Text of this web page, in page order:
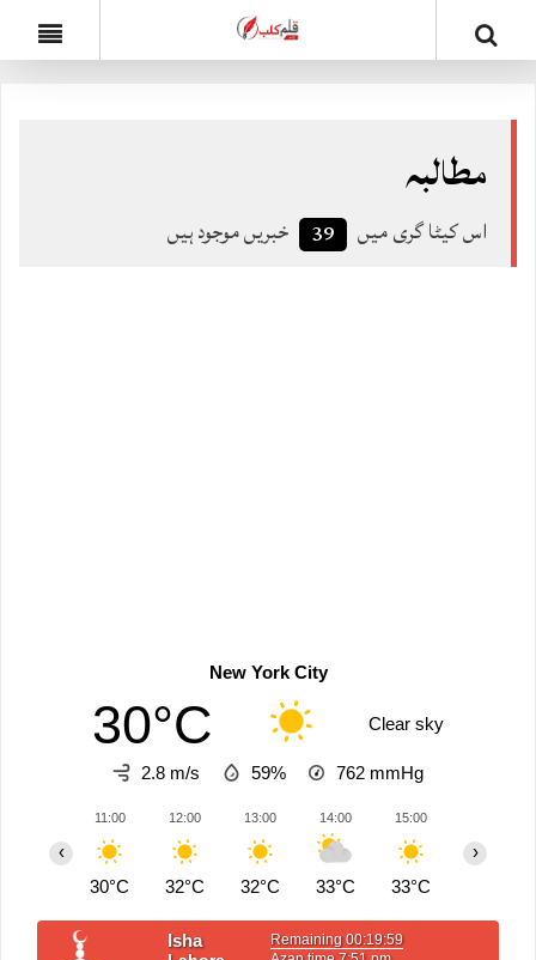
مطالبہ
اس کیٹا گری میں 39 خبریں موجود ہیں
New York City
30°C Clear sky
2.8 m/s 59% 762 mmHg
11:00
30°C
12:00
32°C
13:00
32°C
14:00
33°C
15:00
33°C
‹ ›